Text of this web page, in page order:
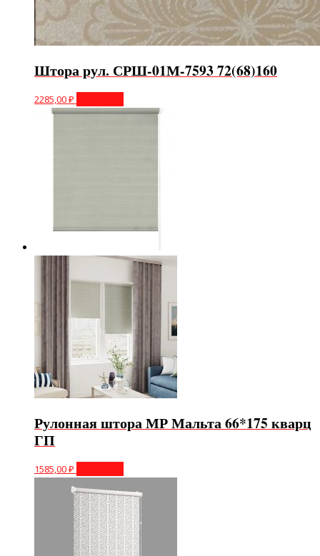
Штора рул. СРШ-01М-7593 72(68)160
2285,00₽
Рулонная штора МР Мальта 66*175 кварц
ГП
1585,00₽